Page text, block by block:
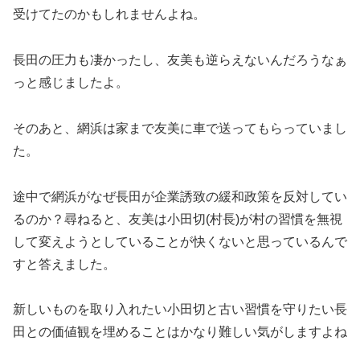
受けてたのかもしれませんよね。
長田の圧力も凄かったし、友美も逆らえないんだろうなぁ
っと感じましたよ。
そのあと、網浜は家まで友美に車で送ってもらっていまし
た。
途中で網浜がなぜ長田が企業誘致の緩和政策を反対してい
るのか？尋ねると、友美は小田切(村長)が村の習慣を無視
して変えようとしていることが快くないと思っているんで
すと答えました。
新しいものを取り入れたい小田切と古い習慣を守りたい長
田との価値観を埋めることはかなり難しい気がしますよね